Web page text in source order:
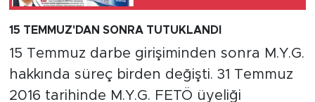
Bile Pazarlık Konusu
15 TEMMUZ'DAN SONRA TUTUKLANDI
15 Temmuz darbe girişiminden sonra M.Y.G.
hakkında süreç birden değişti. 31 Temmuz
2016 tarihinde M.Y.G. FETÖ üyeliği